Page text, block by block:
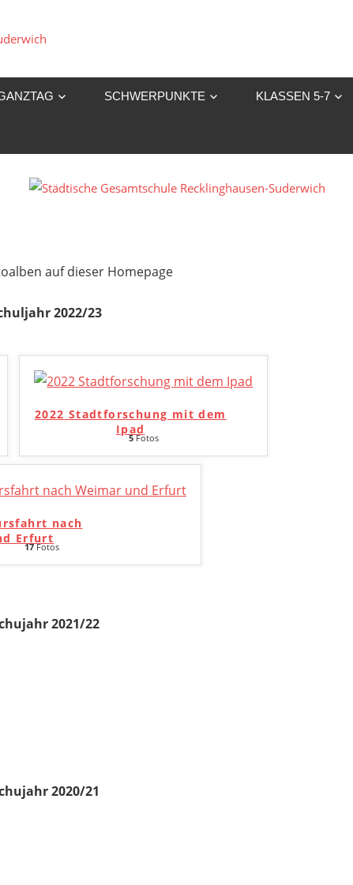
Gesamtschule
Suderwich
SCHWERPUNKTE KLASSEN 5-7
auf dieser Homepage
2022/23
2022 Stadtforschung mit dem
Ipad
5Fotos
nach
Erfurt
17Fotos
2021/22
2020/21